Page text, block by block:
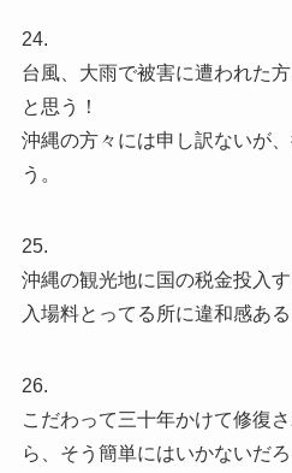
24.
台風、大雨で被害に遭われた
と思う！
沖縄の方々には申し訳ないが
う。
25.
沖縄の観光地に国の税金投入
入場料とってる所に違和感ある
26.
こだわって三十年かけて修復
ら、そう簡単にはいかないだ